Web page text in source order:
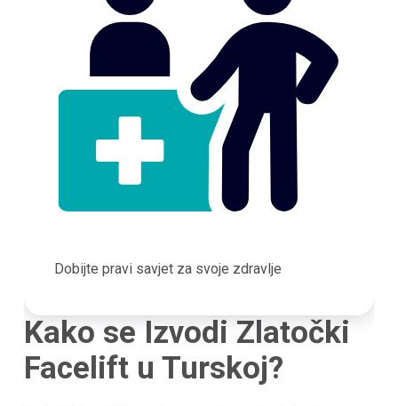
Dobijte pravi savjet za svoje zdravlje
Kako se Izvodi Zlatočki
Facelift u Turskoj?